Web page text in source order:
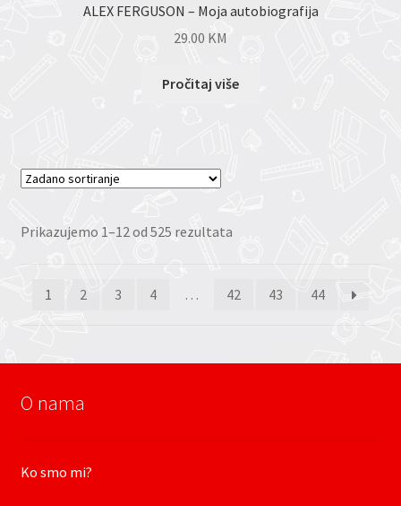
ALEX FERGUSON – Moja autobiografija
29.00 KM
Pročitaj više
Prikazujemo 1–12 od 525 rezultata
1 2 3 4 … 42 43 44
O nama
Ko smo mi?